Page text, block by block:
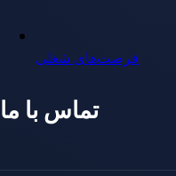
فرصت‌های شغلی
تماس با ما